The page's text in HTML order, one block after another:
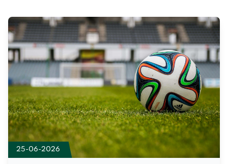
25-06-2026